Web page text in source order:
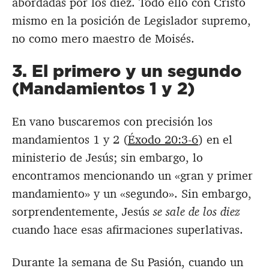
mismo en la posición de Legislador supremo,
no como mero maestro de Moisés.
3. El primero y un segundo
(Mandamientos 1 y 2)
En vano buscaremos con precisión los
mandamientos 1 y 2 (Éxodo 20:3-6) en el
ministerio de Jesús; sin embargo, lo
encontramos mencionando un «gran y primer
mandamiento» y un «segundo». Sin embargo,
sorprendentemente, Jesús se sale de los diez
cuando hace esas afirmaciones superlativas.
Durante la semana de Su Pasión, cuando un